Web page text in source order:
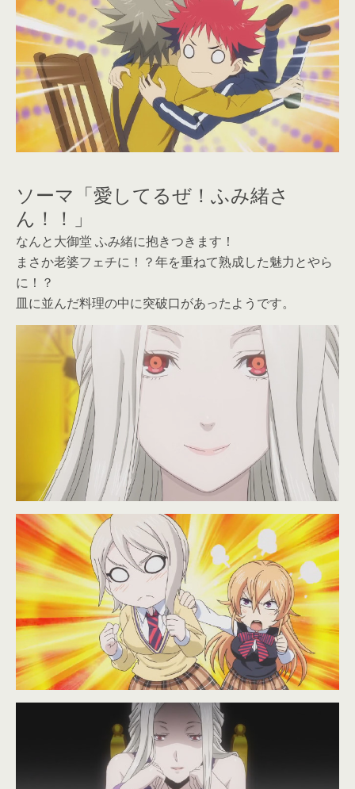
ソーマ「愛してるぜ！ふみ緒さ
ん！！」
なんと大御堂 ふみ緒に抱きつきます！
まさか老婆フェチに！？年を重ねて熟成した魅力とやら
に！？
皿に並んだ料理の中に突破口があったようです。